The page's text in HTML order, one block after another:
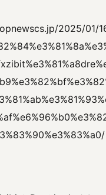
2025/01/